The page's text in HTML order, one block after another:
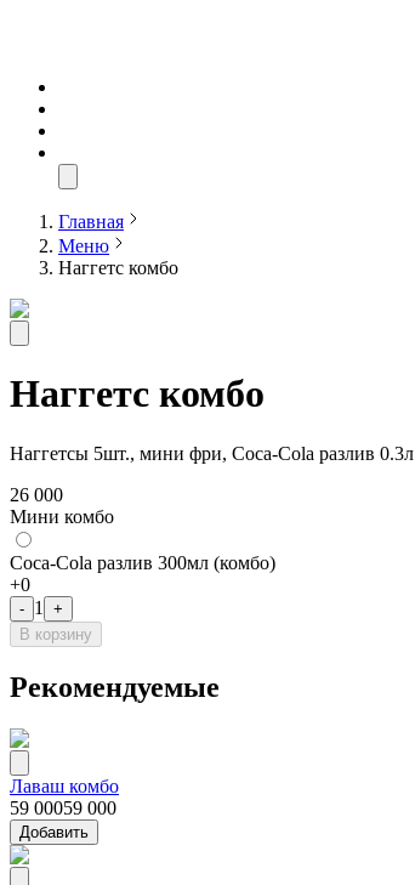
Главная
Меню
Наггетс комбо
Наггетс комбо
Наггетсы 5шт., мини фри, Coca-Cola разлив 0.3л
26 000
Мини комбо
Coca-Cola разлив 300мл (комбо)
+0
- 1
+
В корзину
Рекомендуемые
Лаваш комбо
59 00059 000
Добавить